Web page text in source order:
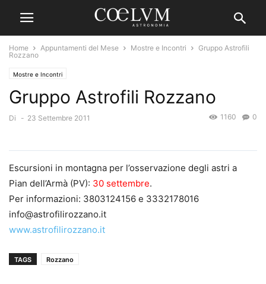
Home Appuntamenti del Mese Mostre e Incontri
Gruppo Astrofili
Rozzano
Mostre e Incontri
Gruppo Astrofili Rozzano
Di - 23 Settembre 2011 0
1160
Escursioni in montagna per l’osservazione degli astri a
Pian dell’Armà (PV): 30 settembre.
Per informazioni: 3803124156 e 3332178016
info@astrofilirozzano.it
www.astrofilirozzano.it
TAGS Rozzano